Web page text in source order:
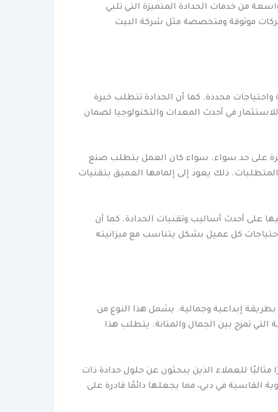
من خدمات الحدادة المتميزة التي تلبي
موثوقة ومتخصصة مثل شركة البيت
محددة. كما أن الحدادة تتطلب خبرة
في أحدث المعدات والتكنولوجيا لضمان
على حد سواء. سواء كان العمل يتطلب صنع
ذلك يعود إلى إلمامها العميق بتقنيات
على أحدث أساليب وتقنيات الحدادة. كما أن
كل عميل بشكل يتناسب مع ميزانيته
إبداعية وجمالية. يشمل هذا النوع من
التي تمزج بين الجمال والمتانة. يتطلب هذا
للعملاء الذين يبحثون عن حلول حدادة ذات
القاسية في دبي، مما يجعلها دائمًا قادرة على